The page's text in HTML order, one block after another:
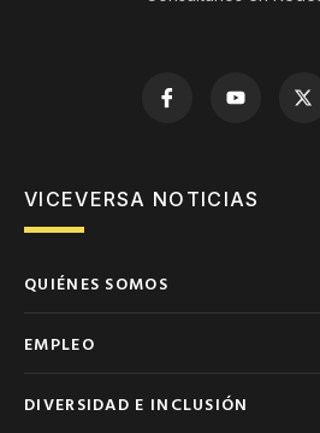
VICEVERSA NOTICIAS
QUIÉNES SOMOS
EMPLEO
DIVERSIDAD E INCLUSIÓN